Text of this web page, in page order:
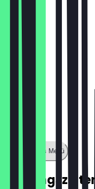
15,50 €
Zeige ganzes Menü
Öffnungszeiten